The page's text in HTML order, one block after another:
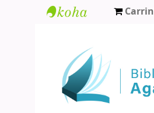
Agamenon
Magalhães